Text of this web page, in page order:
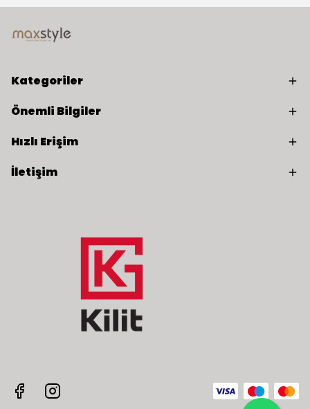
Kategoriler
Önemli Bilgiler
Hızlı Erişim
İletişim